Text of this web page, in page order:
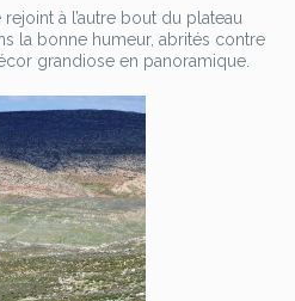
à l’autre bout du plateau
la bonne humeur, abrités contre
grandiose en panoramique.